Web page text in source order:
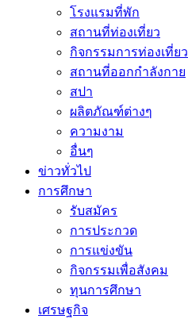
โรงแรมที่พัก
สถานที่ท่องเที่ยว
กิจกรรมการท่องเที่ยว
สถานที่ออกกำลังกาย
สปา
ผลิตภัณฑ์ต่างๆ
ความงาม
อื่นๆ
ข่าวทั่วไป
การศึกษา
รับสมัคร
การประกวด
การแข่งขัน
กิจกรรมเพื่อสังคม
ทุนการศึกษา
เศรษฐกิจ